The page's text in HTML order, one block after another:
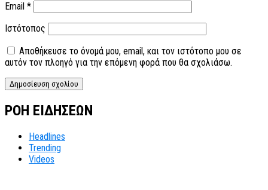
Email *
Ιστότοπος
Αποθήκευσε το όνομά μου, email, και τον ιστότοπο μου σε
αυτόν τον πλοηγό για την επόμενη φορά που θα σχολιάσω.
ΡΟΗ ΕΙΔΗΣΕΩΝ
Headlines
Trending
Videos